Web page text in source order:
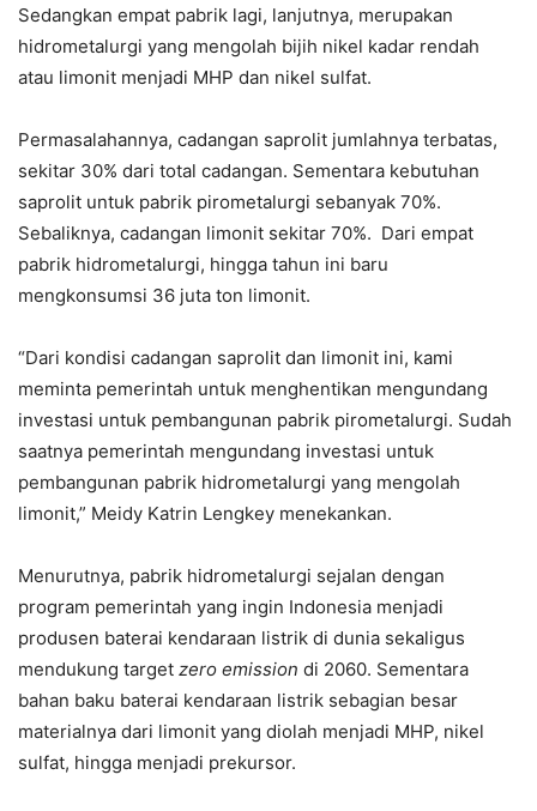
Sedangkan empat pabrik lagi, lanjutnya, merupakan
hidrometalurgi yang mengolah bijih nikel kadar rendah
atau limonit menjadi MHP dan nikel sulfat.
Permasalahannya, cadangan saprolit jumlahnya terbatas,
sekitar 30% dari total cadangan. Sementara kebutuhan
saprolit untuk pabrik pirometalurgi sebanyak 70%.
Sebaliknya, cadangan limonit sekitar 70%. Dari empat
pabrik hidrometalurgi, hingga tahun ini baru
mengkonsumsi 36 juta ton limonit.
“Dari kondisi cadangan saprolit dan limonit ini, kami
meminta pemerintah untuk menghentikan mengundang
investasi untuk pembangunan pabrik pirometalurgi. Sudah
saatnya pemerintah mengundang investasi untuk
pembangunan pabrik hidrometalurgi yang mengolah
limonit,” Meidy Katrin Lengkey menekankan.
Menurutnya, pabrik hidrometalurgi sejalan dengan
program pemerintah yang ingin Indonesia menjadi
produsen baterai kendaraan listrik di dunia sekaligus
mendukung target zero emission di 2060. Sementara
bahan baku baterai kendaraan listrik sebagian besar
materialnya dari limonit yang diolah menjadi MHP, nikel
sulfat, hingga menjadi prekursor.